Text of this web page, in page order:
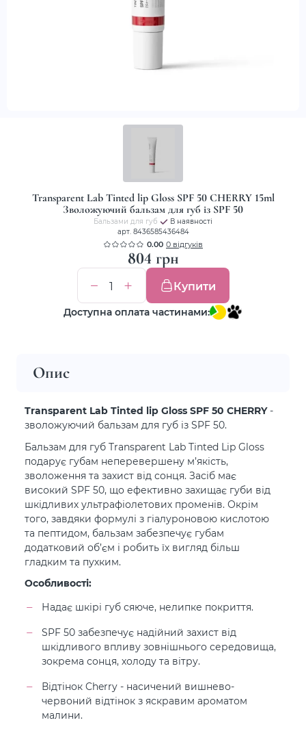
Transparent Lab Tinted lip Gloss SPF 50 CHERRY 15ml
Зволожуючий бальзам для губ із SPF 50
Бальзами для губ
В наявності
арт. 8436585436484
0.00 0 відгуків
804 грн
Купити
Доступна оплата частинами:
Опис
Transparent Lab Tinted lip Gloss SPF 50 CHERRY-
зволожуючий бальзам для губ із SPF 50.
Бальзам для губ Transparent Lab Tinted Lip Gloss
подарує губам неперевершену м’якість,
зволоження та захист від сонця. Засіб має
високий SPF 50, що ефективно захищає губи від
шкідливих ультрафіолетових променів. Окрім
того, завдяки формулі з гіалуроновою кислотою
та пептидом, бальзам забезпечує губам
додатковий об’єм і робить їх вигляд більш
гладким та пухким.
Особливості:
Надає шкірі губ сяюче, нелипке покриття.
SPF 50 забезпечує надійний захист від
шкідливого впливу зовнішнього середовища,
зокрема сонця, холоду та вітру.
Відтінок Cherry - насичений вишнево-
червоний відтінок з яскравим ароматом
малини.